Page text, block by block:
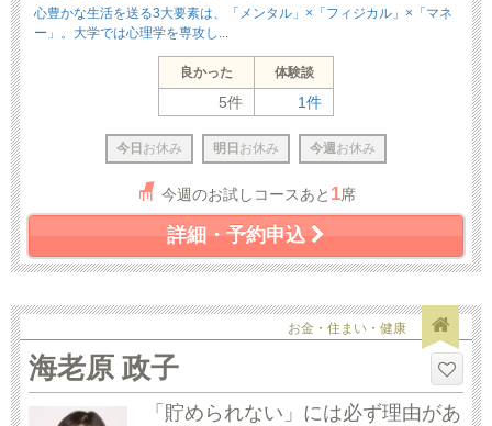
心豊かな生活を送る3大要素は、「メンタル」×「フィジカル」×「マネ
ー」。大学では心理学を専攻し...
良かった 体験談
5件 1件
今日 お休み 明日 お休み 今週 お休み
今週のお試しコースあと 1席
詳細・予約申込
お金・住まい・健康
海老原 政子
「貯められない」には必ず理由があ